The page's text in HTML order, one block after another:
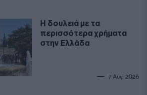
Η δουλειά με τα
περισσότερα χρήματα
στην Ελλάδα
7 Αυγ. 2026